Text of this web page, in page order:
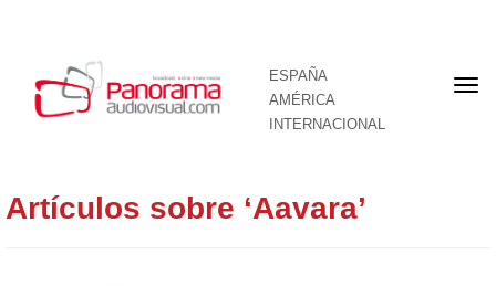
ESPAÑA
AMÉRICA
INTERNACIONAL
Artículos sobre ‘Aavara’